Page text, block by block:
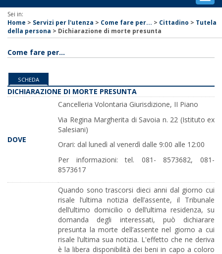
Sei in:
Home > Servizi per l'utenza > Come fare per... > Cittadino > Tutela
della persona > Dichiarazione di morte presunta
Come fare per...
SCHEDA
DICHIARAZIONE DI MORTE PRESUNTA
DOVE
Cancelleria Volontaria Giurisdizione, II Piano
Via Regina Margherita di Savoia n. 22 (Istituto ex
Salesiani)
Orari: dal lunedì al venerdì dalle 9:00 alle 12:00
Per informazioni: tel. 081- 8573682, 081-
8573617
Quando sono trascorsi dieci anni dal giorno cui
risale l’ultima notizia dell’assente, il Tribunale
dell’ultimo domicilio o dell’ultima residenza, su
domanda degli interessati, può dichiarare
presunta la morte dell’assente nel giorno a cui
risale l’ultima sua notizia. L'effetto che ne deriva
è la libera disponibilità dei beni in capo a coloro